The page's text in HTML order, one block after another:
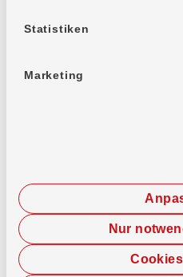
Statistiken
Marketing
Nur
Jetzt chatten